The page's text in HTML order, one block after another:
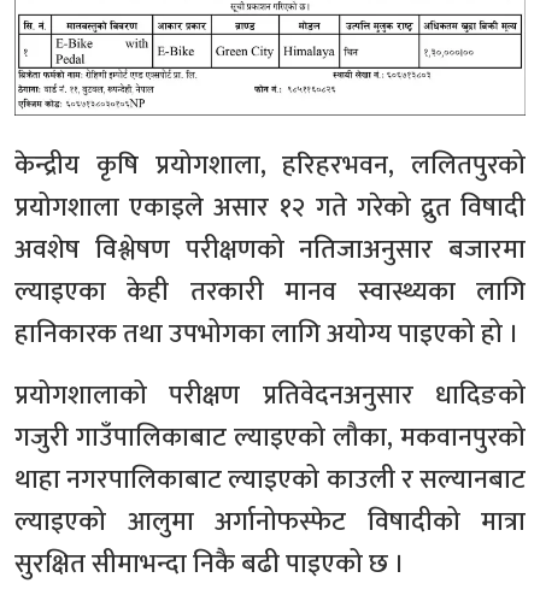
केन्द्रीय कृषि प्रयोगशाला, हरिहरभवन, ललितपुरको
प्रयोगशाला एकाइले असार १२ गते गरेको द्रुत विषादी
अवशेष विश्लेषण परीक्षणको नतिजाअनुसार बजारमा
ल्याइएका केही तरकारी मानव स्वास्थ्यका लागि
हानिकारक तथा उपभोगका लागि अयोग्य पाइएको हो ।
प्रयोगशालाको परीक्षण प्रतिवेदनअनुसार धादिङको
गजुरी गाउँपालिकाबाट ल्याइएको लौका, मकवानपुरको
थाहा नगरपालिकाबाट ल्याइएको काउली र सल्यानबाट
ल्याइएको आलुमा अर्गानोफस्फेट विषादीको मात्रा
सुरक्षित सीमाभन्दा निकै बढी पाइएको छ ।